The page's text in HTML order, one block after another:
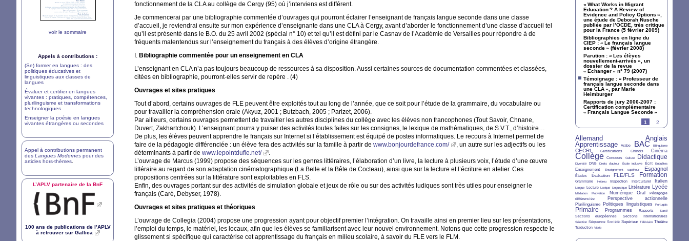
fonctionnement de la CLAau collège de Cergy (95) où j’interviens est différent.
Je commencerai par une bibliographie commentée d’ouvrages qui pourront éclairer l’enseignant de français langue seconde dans une classe
d’accueil, je reviendrai ensuite sur mon expérience d’enseignante dans une CLAà Cergy, avant d’aborder le fonctionnement d’une classe d’accueil tel
qu’il est présenté dans le B.O. du 25 avril 2002 (spécial n° 10) et tel qu’il est défini par le Casnav de l’Académie de Versailles pour répondre à de
fréquents malentendus sur l’enseignement du français à des élèves d’origine étrangère.
I. Bibliographie commentée pour un enseignement en CLA
L’enseignant en CLAn’a pas toujours beaucoup de ressources à sa disposition. Aussi certaines sources de documentation commentées et classées,
citées en bibliographie, pourront-elles servir de repère . (4)
Ouvrages et sites pratiques
Tout d’abord, certains ouvrages de FLE peuvent être exploités tout au long de l’année, que ce soit pour l’étude de la grammaire, du vocabulaire ou
pour travailler la compréhension orale (Akyuz, 2001 ; Butzbach, 2005 ; Parizet, 2006).
Par ailleurs, certains ouvrages permettent de travailler les autres disciplines du collège avec les élèves non francophones (Tout Savoir, Chnane,
Duvert, Zakhartchouk). L’enseignant pourra y puiser des activités toutes faites sur les consignes, le lexique de mathématiques, de S.V.T., d’histoire…
De plus, les élèves peuvent apprendre le français sur Internet si l’établissement est équipé de postes informatiques. Le recours à Internet permet de
faire de la pédagogie différenciée : un élève fera des activités sur la famille à partir de www.bonjourdefrance.com/
, un autre sur les adjectifs ou les
déterminants à partir de www.lepointdufle.net/
.
L’ouvrage de Marcus (1999) propose des séquences sur les genres littéraires, l’élaboration d’un livre, la lecture à plusieurs voix, l’étude d’une œuvre
littéraire au regard de son adaptation cinématographique (La Belle et la Bête de Cocteau), ainsi que sur la lecture et l’écriture en atelier. Ces
propositions centrées sur la littérature sont exploitables en FLS.
Enfin, des ouvrages portant sur des activités de simulation globale et jeux de rôle ou sur des activités ludiques sont très utiles pour enseigner le
français (Caré, Debyser, 1978).
Ouvrages et sites pratiques et théoriques
L’ouvrage de Collegia (2004) propose une progression ayant pour objectif premier l’intégration. On travaille ainsi en premier lieu sur les présentations,
l’emploi du temps, le matériel, les locaux, afin que les élèves se familiarisent avec leur nouvel environnement. Notons que cette progression respecte le
glissement si spécifique qui caractérise cet apprentissage du français en milieu scolaire, à savoir du FLE vers le FLM .
voir le sommaire
Appels à contributions :
(Se) former en langues : des
politiques éducatives et
linguistiques aux classes de
langues
Évaluer et certifier en langues
vivantes : pratiques, compétences,
plurilinguisme et transformations
technologiques
Enseigner la poésie en langues
vivantes étrangères ou secondes
Appel à contributions permanent
des Langues Modernes pour des
articles hors-thèmes
L’APLV partenaire de la BnF
100 ans de publications de l’APLV
à retrouver sur Gallica
« What Works in Migrant
Education? A Review of
Evidence and Policy Options »,
une étude de Deborah Nusche
publiée par l’OCDE , très critique
pour la France (5 février 2009)
Bibliographies en ligne du
CIEP : « Le français langue
seconde» (février 2008)
Parution : « Les élèves
nouvellement-arrivés », un
dossier de la revue
« Echanger» n° 79 (2007)
Témoignage : « Professeur de
français langue seconde dans
une CLA», par Marie
Heimburger
Rapports de jury 2006-2007 :
Certification complémentaire
« Français Langue Seconde»
1
2
Allemand
26/36 Anglais
28/36
Apprentissage
27/36 Arabe
4/36 BAC
33/36 Bilinguisme
2/36
CECRL
15/36 Certifications
7/36 Chinois
6/36 Cinéma
12/36
Collège
36/36 Concours
5/36 Culture
2/36 Didactique
24/36
Diversité
2/36 DNB
6/36 Droits d’auteur
2/36 École inclusive
2/36 Écrit
7/36 Enquêtes
3/36
Enseignement
10/36 Enseignement supérieur
2/36 Espagnol
21/36
Études
6/36 Évaluation
10/36 FLE/FLS
16/36 Formation
25/36
Grammaire
6/36 Hébreu
2/36 Inspection
4/36 Interculturel
6/36 Italien
11/36
Langue
2/36 Lecture
7/36 Lexique
3/36 Linguistique
2/36 Littérature
12/36 Lycée
18/36
Médiation
2/36 Motivation
2/36 Numérique
12/36 Oral
11/36
Pédagogie
différenciée
5/36 Perspective actionnelle
14/36
Plurilinguisme
10/36 Politiques linguistiques
12/36 Portugais
3/36
Primaire
24/36 Programmes
11/36 Rapports
7/36 Santé
3/36
Sections européennes
5/36 Sections internationales
5/36
Sélection
3/36 Séquence
7/36 Société
4/36 Supérieur
8/36 Télévision
2/36 Théâtre
9/36
Traduction
7/36 Vidéo
2/36